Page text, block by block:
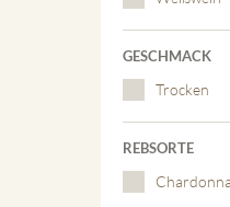
GESCHMACK
Trocken
REBSORTE